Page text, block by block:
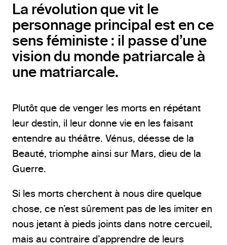
La révolution que vit le
personnage principal est en ce
sens féministe : il passe d’une
vision du monde patriarcale à
une matriarcale.
Plutôt que de venger les morts en répétant
leur destin, il leur donne vie en les faisant
entendre au théâtre. Vénus, déesse de la
Beauté, triomphe ainsi sur Mars, dieu de la
Guerre.
Si les morts cherchent à nous dire quelque
chose, ce n’est sûrement pas de les imiter en
nous jetant à pieds joints dans notre cercueil,
mais au contraire d’apprendre de leurs